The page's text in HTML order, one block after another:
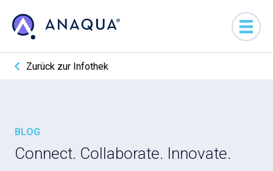
Zurück zur Infothek
BLOG
Connect. Collaborate. Innovate.